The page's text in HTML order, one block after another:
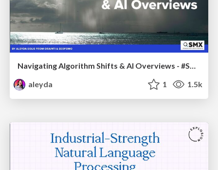
Navigating Algorithm Shifts & AI Overviews - #SMXNext
aleyda
1 1.5k